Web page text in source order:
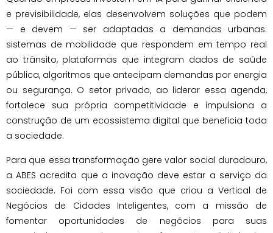
e previsibilidade, elas desenvolvem soluções que podem
— e devem — ser adaptadas a demandas urbanas:
sistemas de mobilidade que respondem em tempo real
ao trânsito, plataformas que integram dados de saúde
pública, algoritmos que antecipam demandas por energia
ou segurança. O setor privado, ao liderar essa agenda,
fortalece sua própria competitividade e impulsiona a
construção de um ecossistema digital que beneficia toda
a sociedade.
Para que essa transformação gere valor social duradouro,
a ABES acredita que a inovação deve estar a serviço da
sociedade. Foi com essa visão que criou a Vertical de
Negócios de Cidades Inteligentes, com a missão de
fomentar oportunidades de negócios para suas